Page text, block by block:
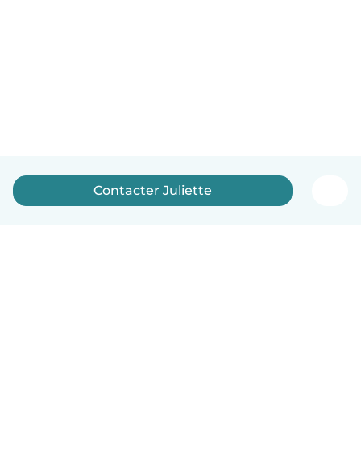
Contacter Juliette